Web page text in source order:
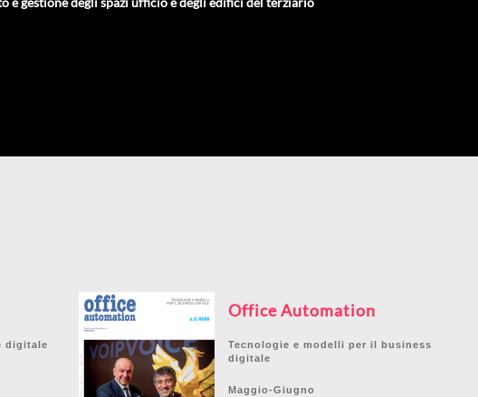
digitale
Office Automation
Tecnologie e modelli per il business
digitale
Maggio-Giugno